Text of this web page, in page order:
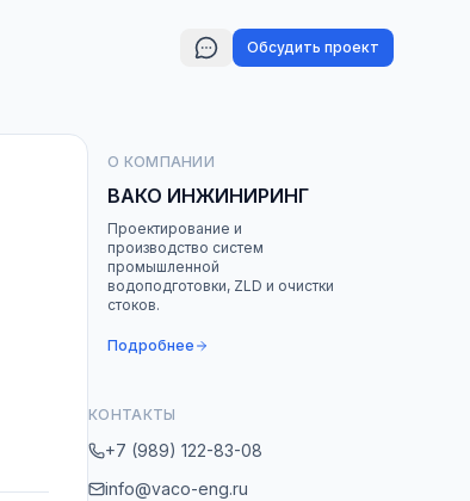
Обсудить проект
О КОМПАНИИ
ВАКО ИНЖИНИРИНГ
Проектирование и
производство систем
промышленной
водоподготовки, ZLD и очистки
стоков.
Подробнее
КОНТАКТЫ
+7 (989) 122-83-08
info@vaco-eng.ru